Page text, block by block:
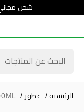
شحن مجاني
الرئيسية / عطور /